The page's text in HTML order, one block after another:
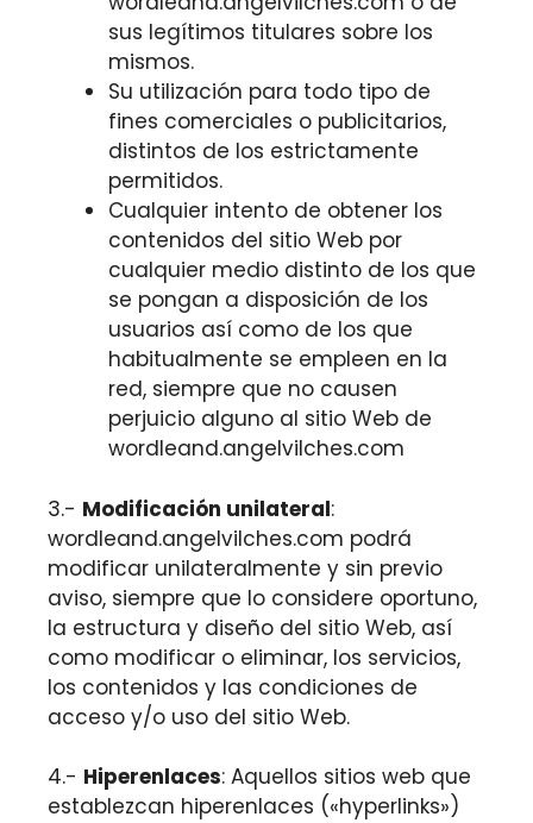
sus legítimos titulares sobre los
mismos.
Su utilización para todo tipo de
fines comerciales o publicitarios,
distintos de los estrictamente
permitidos.
Cualquier intento de obtener los
contenidos del sitio Web por
cualquier medio distinto de los que
se pongan a disposición de los
usuarios así como de los que
habitualmente se empleen en la
red, siempre que no causen
perjuicio alguno al sitio Web de
wordleand.angelvilches.com
3.- Modificación unilateral:
wordleand.angelvilches.com podrá
modificar unilateralmente y sin previo
aviso, siempre que lo considere oportuno,
la estructura y diseño del sitio Web, así
como modificar o eliminar, los servicios,
los contenidos y las condiciones de
acceso y/o uso del sitio Web.
4.- Hiperenlaces: Aquellos sitios web que
establezcan hiperenlaces («hyperlinks»)